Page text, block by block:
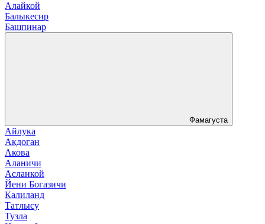
Алайкой
Балыкесир
Башпинар
Фамагуста
Айлука
Акдоган
Акова
Аланичи
Асланкой
Йени Богазичи
Калиланд
Татлысу
Тузла